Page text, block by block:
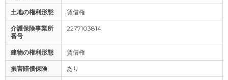
土地の権利形態 賃借権
介護保険事業所
番号
2277103814
建物の権利形態 賃借権
損害賠償保険 あり